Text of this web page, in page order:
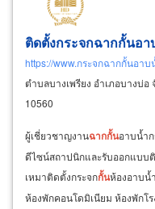
ติดตั้งกระจกฉากกั้นอา
https://www.กระจกฉากกั้นอาบ
ตำบลบางเพรียง อำเภอบางบ่
10560
ผู้เชี่ยวชาญงานฉากกั้นอาบน้ำก
ดีไซน์สถาปนิกและรับออกแบบ
เหมาติดตั้งกระจกกั้นห้องอาบน้
ห้องพักคอนโดมิเนียม ห้องพักโ